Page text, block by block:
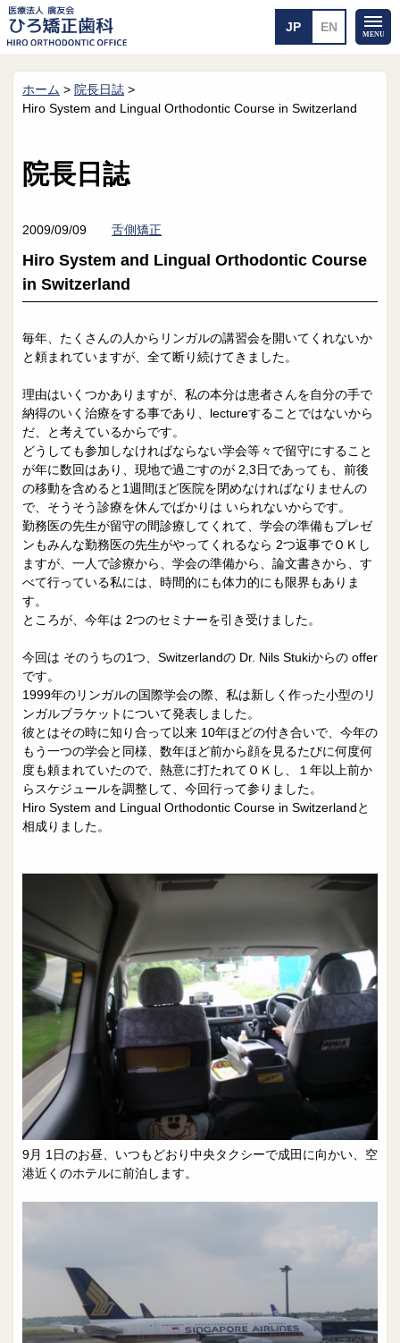
ホーム
院長紹介
院内探検
矯正治療のリスク
皆さんの声 求人
院長日誌 治療相談
スタッフブログ サイトマップ
0263-54-6622
MAILはこちら
ホーム > 院長日誌 >
Hiro System and Lingual Orthodontic Course in Switzerland
院長日誌
2009/09/09 舌側矯正
Hiro System and Lingual Orthodontic Course
in Switzerland
毎年、たくさんの人からリンガルの講習会を開いてくれないか
と頼まれていますが、全て断り続けてきました。
理由はいくつかありますが、私の本分は患者さんを自分の手で
納得のいく治療をする事であり、lectureすることではないから
だ、と考えているからです。
どうしても参加しなければならない学会等々で留守にすること
が年に数回はあり、現地で過ごすのが 2,3日であっても、前後
の移動を含めると1週間ほど医院を閉めなければなりませんの
で、そうそう診療を休んでばかりは いられないからです。
勤務医の先生が留守の間診療してくれて、学会の準備もプレゼ
ンもみんな勤務医の先生がやってくれるなら 2つ返事でＯＫし
ますが、一人で診療から、学会の準備から、論文書きから、す
べて行っている私には、時間的にも体力的にも限界もありま
す。
ところが、今年は 2つのセミナーを引き受けました。
今回は そのうちの1つ、Switzerlandの Dr. Nils Stukiからの offer
です。
1999年のリンガルの国際学会の際、私は新しく作った小型のリ
ンガルブラケットについて発表しました。
彼とはその時に知り合って以来 10年ほどの付き合いで、今年の
もう一つの学会と同様、数年ほど前から顔を見るたびに何度何
度も頼まれていたので、熱意に打たれてＯＫし、１年以上前か
らスケジュールを調整して、今回行って参りました。
Hiro System and Lingual Orthodontic Course in Switzerlandと
相成りました。
9月 1日のお昼、いつもどおり中央タクシーで成田に向かい、空
港近くのホテルに前泊します。